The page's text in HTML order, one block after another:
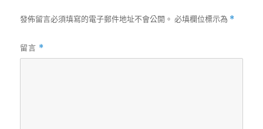
發佈留言必須填寫的電子郵件地址不會公開。 必填欄位標示為 *
留言 *